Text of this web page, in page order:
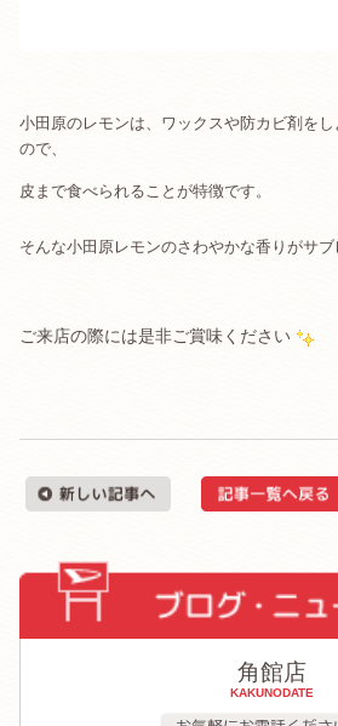
小田原のレモンは、ワックスや防カビ剤を
ので、
皮まで食べられることが特徴です。
そんな小田原レモンのさわやかな香りがサブ
ご来店の際には是非ご賞味ください
角館店
KAKUNODATE